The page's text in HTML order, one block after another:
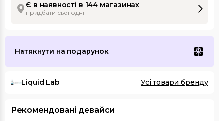
Є в наявності в 144 магазинах
придбати сьогодні
Натякнути на подарунок
Liquid Lab Усі товари бренду
Рекомендовані девайси